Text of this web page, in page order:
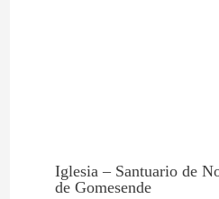
Iglesia – Santuario de
de Gomesende